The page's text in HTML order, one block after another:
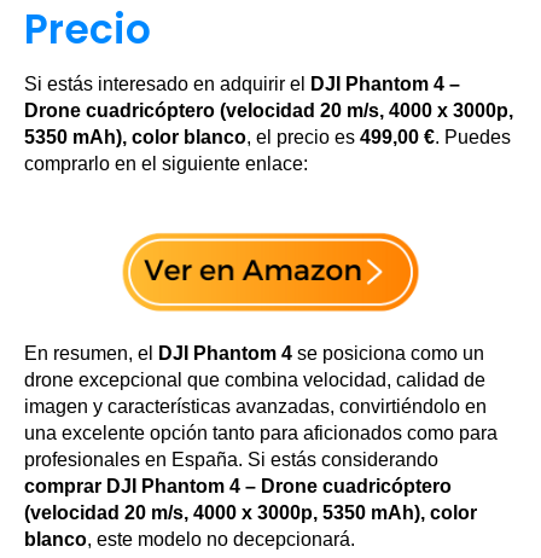
Precio
Si estás interesado en adquirir el
DJI Phantom 4 –
Drone cuadricóptero (velocidad 20 m/s, 4000 x 3000p,
5350 mAh), color blanco, el precio es 499,00 €. Puedes
comprarlo en el siguiente enlace:
En resumen, el DJI Phantom 4 se posiciona como un
drone excepcional que combina velocidad, calidad de
imagen y características avanzadas, convirtiéndolo en
una excelente opción tanto para aficionados como para
profesionales en España. Si estás considerando
comprar DJI Phantom 4 – Drone cuadricóptero
(velocidad 20 m/s, 4000 x 3000p, 5350 mAh), color
blanco, este modelo no decepcionará.